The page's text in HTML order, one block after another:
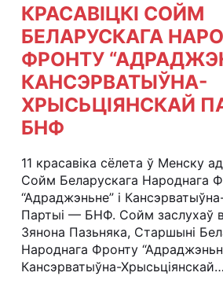
КРАСАВІЦКІ СОЙМ
БЕЛАРУСКАГА
ФРОНТУ
КАНСЭРВАТЫЎНА-
ХРЫСЬЦІЯНСКАЙ
БНФ
11 красавіка сёлета ў Менску
Сойм Беларускага Народнага
“Адраджэньне” і
Партыі — БНФ. Сойм заслухаў
Зянона Пазьняка, Старшыні
Народнага Фронту
Кансэрватыўна-Хрысьціянскай…